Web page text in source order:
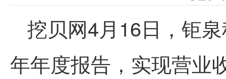
挖贝网4月16日，钜
年年度报告，实现营业